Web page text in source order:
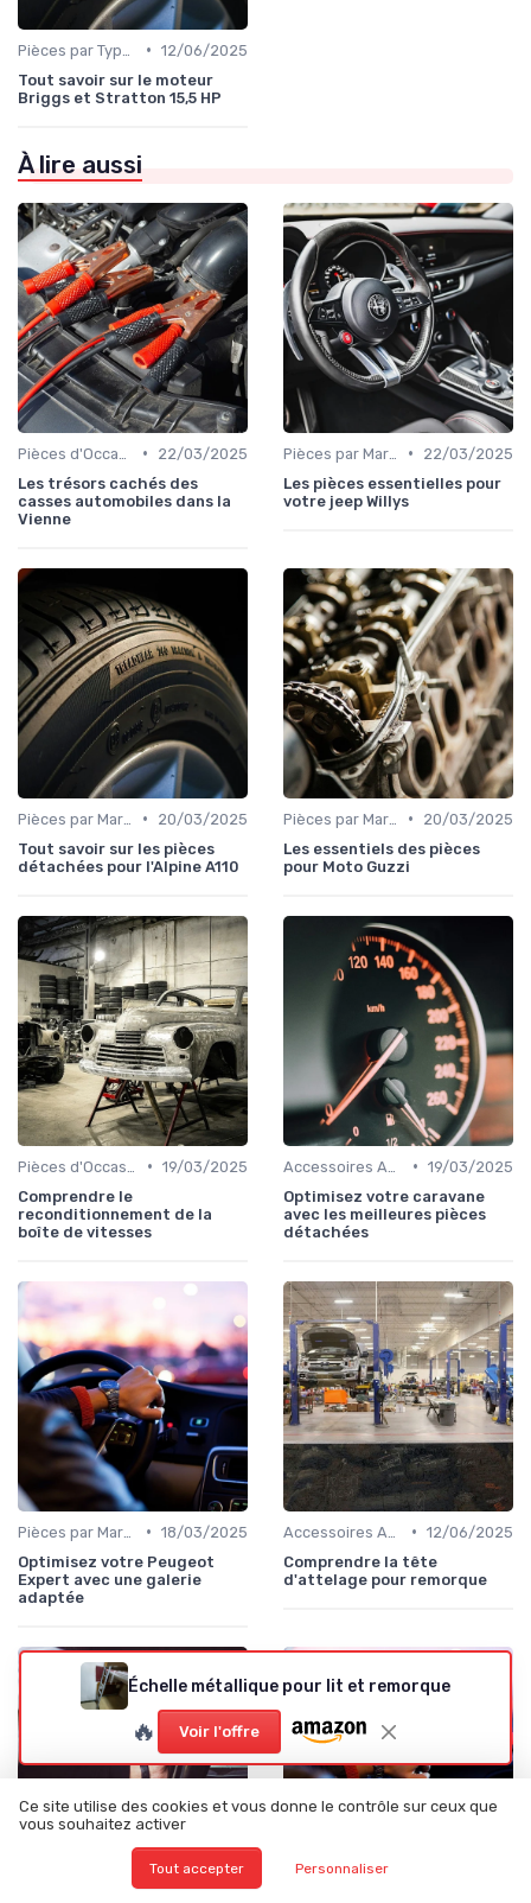
• 12/06/2025
Tout savoir sur le moteur
Briggs et Stratton 15,5 HP
À lire aussi
•
22/03/2025
Les trésors cachés des
casses automobiles dans la
Vienne
•
22/03/2025
Les pièces essentielles pour
votre jeep Willys
•
20/03/2025
Tout savoir sur les pièces
détachées pour l'Alpine A110
•
20/03/2025
Les essentiels des pièces
pour Moto Guzzi
• 19/03/2025
Comprendre le
reconditionnement de la
boîte de vitesses
• 19/03/2025
Optimisez votre caravane
avec les meilleures pièces
détachées
• 18/03/2025
Optimisez votre Peugeot
Expert avec une galerie
adaptée
• 12/06/2025
Comprendre la tête
d'attelage pour remorque
Échelle métallique pour lit et remorque
🔥 Voir l'offre
Ce site utilise des cookies et vous donne le contrôle sur ceux que
vous souhaitez activer
Tout accepter Personnaliser